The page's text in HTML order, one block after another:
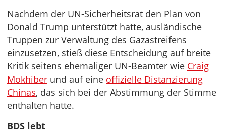
Nachdem der UN-Sicherheitsrat den Plan von
Donald Trump unterstützt hatte, ausländische
Truppen zur Verwaltung des Gazastreifens
einzusetzen, stieß diese Entscheidung auf breite
Kritik seitens ehemaliger UN-Beamter wie Craig
Mokhiber und auf eine offizielle Distanzierung
Chinas, das sich bei der Abstimmung der Stimme
enthalten hatte.
BDS lebt